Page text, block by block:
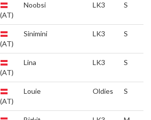
(AT)
Noobsi LK3 S
(AT)
Sinimini LK3 S
(AT)
Lina LK3 S
(AT)
Louie Oldies S